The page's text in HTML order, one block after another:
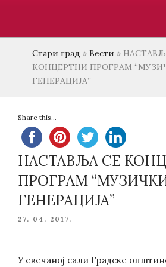
Стари град » Вести »
КОНЦЕРТНИ ПРОГРАМ
ГЕНЕРАЦИЈА”
Share this...
НАСТАВЉА СЕ
ПРОГРАМ
ГЕНЕРАЦИЈА”
POSTED
27. 04. 2017.
У свечаној сали Градске